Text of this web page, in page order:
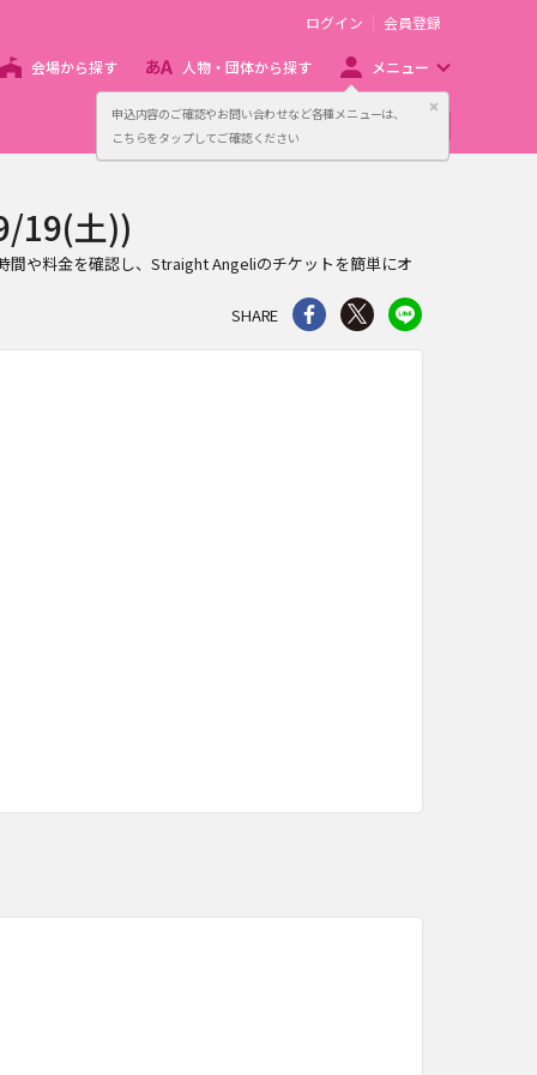
申込内容のご確認やお問い合わせなど各種メニューは、
こちらをタップしてご確認ください
閉じる
ログイン 会員登録
会場から探す 人物・団体から探す メニュー
主催者向け販売サービス
19(土))
間や料金を確認し、Straight Angeliのチケットを簡単にオ
SHARE シェア Twitter